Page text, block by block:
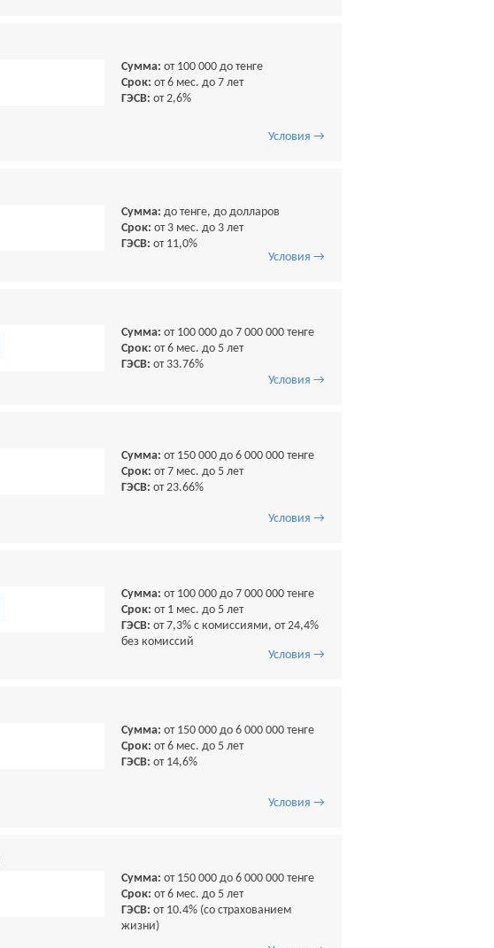
Сумма: от 100 000 до тенге
Срок: от 6 мес. до 7 лет
ГЭСВ: от 2,6%
Условия →
Сумма: до тенге, до долларов
Срок: от 3 мес. до 3 лет
ГЭСВ: от 11,0%
Условия →
Сумма: от 100 000 до 7 000 000 тенге
Срок: от 6 мес. до 5 лет
ГЭСВ: от 33.76%
Условия →
Сумма: от 150 000 до 6 000 000 тенге
Срок: от 7 мес. до 5 лет
ГЭСВ: от 23.66%
Условия →
Сумма: от 100 000 до 7 000 000 тенге
Срок: от 1 мес. до 5 лет
ГЭСВ: от 7,3% с комиссиями, от 24,4%
без комиссий
Условия →
Сумма: от 150 000 до 6 000 000 тенге
Срок: от 6 мес. до 5 лет
ГЭСВ: от 14,6%
Условия →
Сумма: от 150 000 до 6 000 000 тенге
Срок: от 6 мес. до 5 лет
ГЭСВ: от 10.4% (со страхованием
жизни)